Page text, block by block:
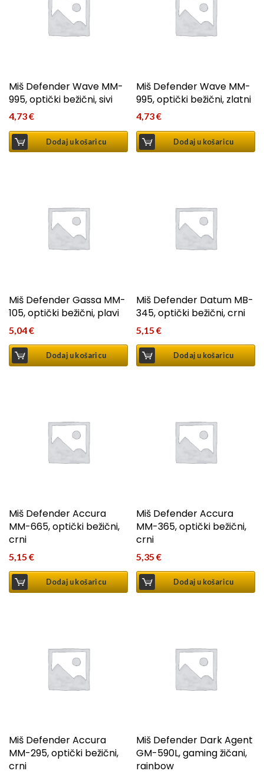
Miš Defender Wave MM-
995, optički bežični, sivi
4,73€
Dodaj u košaricu
Miš Defender Wave MM-
995, optički bežični, zlatni
4,73€
Dodaj u košaricu
Miš Defender Gassa MM-
105, optički bežični, plavi
5,04€
Dodaj u košaricu
Miš Defender Datum MB-
345, optički bežični, crni
5,15€
Dodaj u košaricu
Miš Defender Accura
MM-665, optički bežični,
crni
5,15 €
Dodaj u košaricu
Miš Defender Accura
MM-365, optički bežični,
crni
5,35€
Dodaj u košaricu
Miš Defender Accura
MM-295, optički bežični,
crni
Miš Defender Dark Agent
GM-590L, gaming žičani,
rainbow